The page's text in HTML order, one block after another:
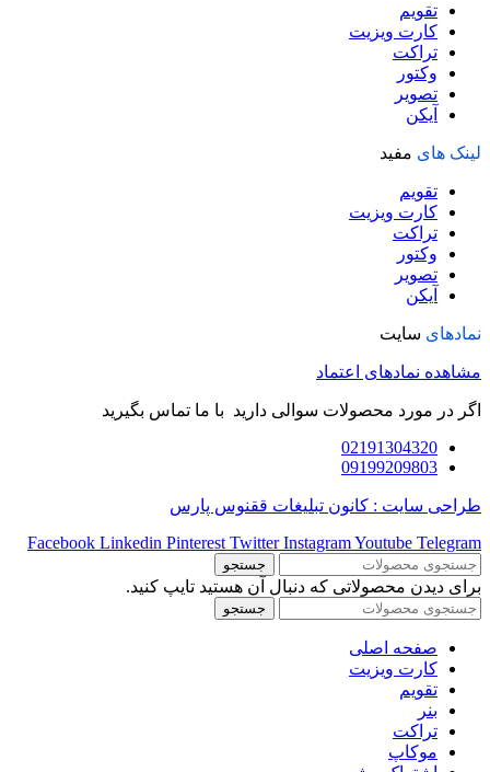
تقویم
کارت ویزیت
تراکت
وکتور
تصویر
آیکن
لینک های مفید
تقویم
کارت ویزیت
تراکت
وکتور
تصویر
آیکن
نمادهای سایت
مشاهده نمادهای اعتماد
اگر در مورد محصولات سوالی دارید با ما تماس بگیرید
02191304320
09199209803
طراحی سایت : کانون تبلیغات ققنوس پارس
Facebook Linkedin Pinterest Twitter InstagramYoutube Telegram
جستجو
برای دیدن محصولاتی که دنبال آن هستید تایپ کنید.
جستجو
صفحه اصلی
کارت ویزیت
تقویم
بنر
تراکت
موکاپ